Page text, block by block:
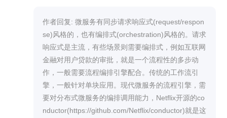
作者回复: 微服务有同步请求响应式(request/respon
se)风格的，也有编排式(orchestration)风格的。请求
响应式是主流，有些场景则需要编排式，例如互联网
金融对用户贷款的审批，就是一个流程性的多步动
作，一般需要流程编排引擎配合。传统的工作流引
擎，一般针对单块应用。现代微服务的流程引擎，需
要对分布式微服务的编排调用能力，Netflix开源的co
nductor(https://github.com/Netflix/conductor)就是这